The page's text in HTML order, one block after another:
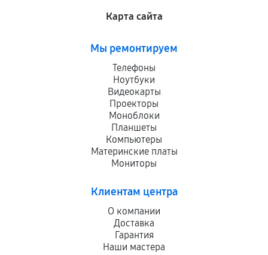
Карта сайта
Мы ремонтируем
Телефоны
Ноутбуки
Видеокарты
Проекторы
Моноблоки
Планшеты
Компьютеры
Материнские платы
Мониторы
Клиентам центра
О компании
Доставка
Гарантия
Наши мастера